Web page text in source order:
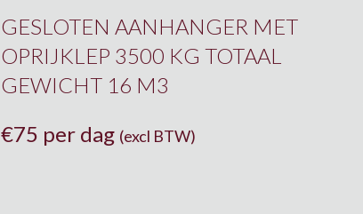
GESLOTEN AANHANGER MET
OPRIJKLEP 3500 KG TOTAAL
GEWICHT 16 M3
€75 per dag (excl BTW)